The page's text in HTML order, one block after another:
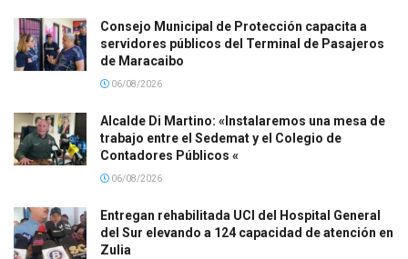
Consejo Municipal de Protección capacita a
servidores públicos del Terminal de Pasajeros
de Maracaibo
06/08/2026
Alcalde Di Martino: «Instalaremos una mesa de
trabajo entre el Sedemat y el Colegio de
Contadores Públicos «
06/08/2026
Entregan rehabilitada UCI del Hospital General
del Sur elevando a 124 capacidad de atención en
Zulia